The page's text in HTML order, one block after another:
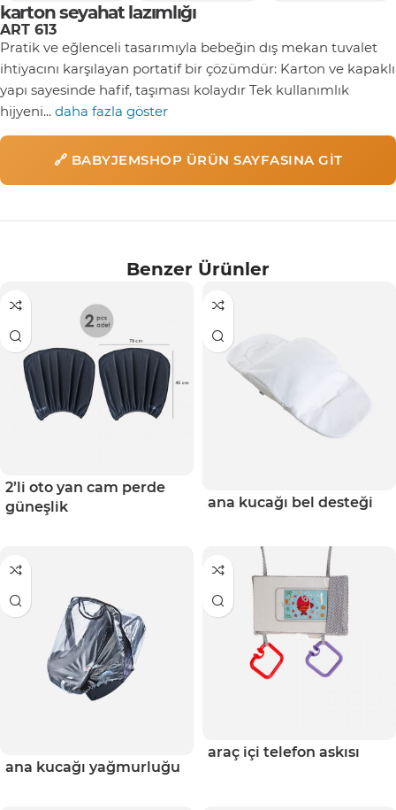
karton seyahat lazımlığı
ART 613
Pratik ve eğlenceli tasarımıyla bebeğin dış mekan tuvalet
ihtiyacını karşılayan portatif bir çözümdür: Karton ve kapaklı
yapı sayesinde hafif, taşıması kolaydır Tek kullanımlık
hijyeni... daha fazla göster
🔗 BABYJEMSHOP ÜRÜN SAYFASINA GIT
Benzer Ürünler
2’li oto yan cam perde
güneşlik
ana kucağı bel desteği
ana kucağı yağmurluğu
araç i̇çi telefon askısı